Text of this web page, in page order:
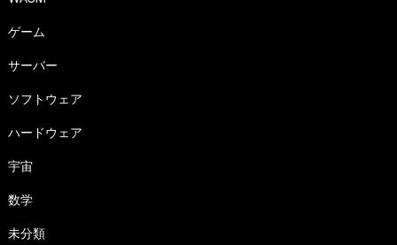
ゲーム
サーバー
ソフトウェア
ハードウェア
宇宙
数学
未分類